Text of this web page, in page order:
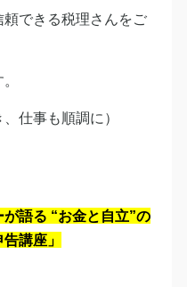
できる税理さんをご
仕事も順調に）
が語る “お金と自立”の
講座」